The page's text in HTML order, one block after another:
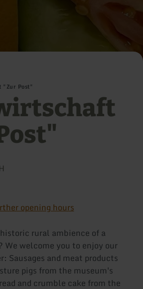
"Zur Post"
opening hours
rural ambience of a
We welcome you to enjoy our
Sausages and meat products
pigs from the museum's
and crumble cake from the